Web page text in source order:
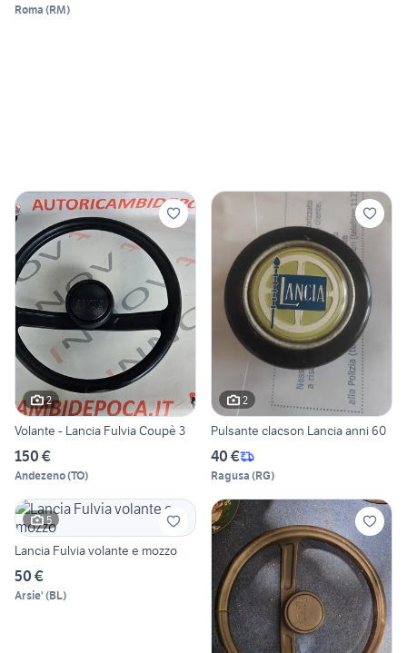
Roma (RM)
2
Volante - Lancia Fulvia Coupè 3
150 €
Andezeno(TO)
2
Pulsante clacson Lancia anni 60
40 €
Ragusa (RG)
5
Lancia Fulvia volante e mozzo
50 €
Arsie' (BL)